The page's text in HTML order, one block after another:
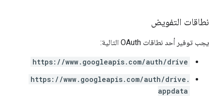
نطاقات التفويض
يجب توفير أحد نطاقات OAuth التالية:
https://www.googleapis.com/auth/drive
https://www.googleapis.com/auth/drive.
appdata